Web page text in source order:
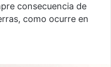
consecuencia de
como ocurre en